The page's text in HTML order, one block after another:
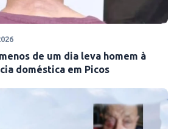
de um dia leva homem à
doméstica em Picos